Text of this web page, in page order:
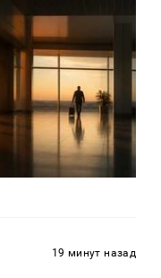
19 минут назад